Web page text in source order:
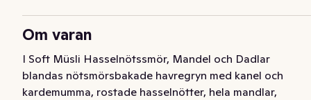
Om varan
I Soft Müsli Hasselnötssmör, Mandel och Dadlar
blandas nötsmörsbakade havregryn med kanel och
kardemumma, rostade hasselnötter, hela mandlar,